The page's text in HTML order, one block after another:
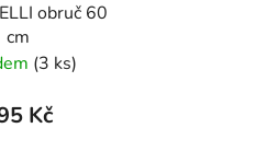
obruč 60
cm
(3 ks)
Kč